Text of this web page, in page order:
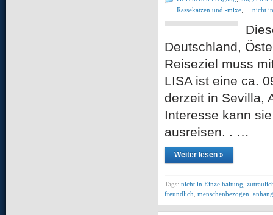
Rassekatzen und -mixe
... nicht
Deutschland,
Reiseziel muss
LISA ist eine ca.
derzeit in Sevilla,
Interesse kann
ausreisen. . …
Weiter lesen »
Tags: nicht in Einzelhaltung
freundlich menschenbezogen